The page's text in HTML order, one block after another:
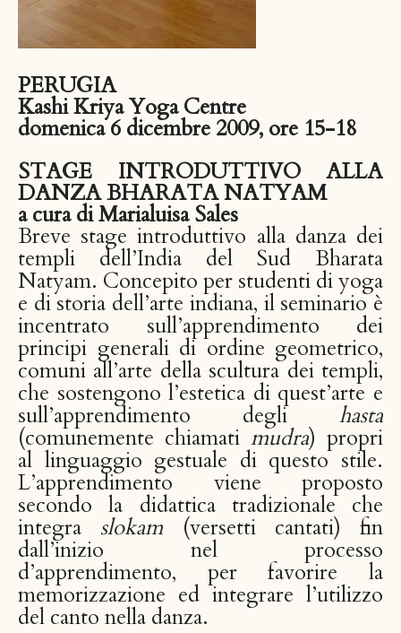
PERUGIA
Kashi Kriya Yoga Centre
domenica 6 dicembre 2009, ore 15-18
STAGE INTRODUTTIVO ALLA
DANZA BHARATA NATYAM
a cura di Marialuisa Sales
Breve stage introduttivo alla danza dei
templi dell’India del Sud Bharata
Natyam. Concepito per studenti di yoga
e di storia dell’arte indiana, il seminario è
incentrato sull’apprendimento dei
principi generali di ordine geometrico,
comuni all’arte della scultura dei templi,
che sostengono l’estetica di quest’arte e
sull’apprendimento degli hasta
(comunemente chiamati mudra) propri
al linguaggio gestuale di questo stile.
L’apprendimento viene proposto
secondo la didattica tradizionale che
integra slokam (versetti cantati) fin
dall’inizio nel processo
d’apprendimento, per favorire la
memorizzazione ed integrare l’utilizzo
del canto nella danza.